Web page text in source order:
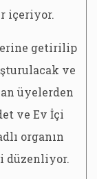
içeriyor.
getirilip
ve
üyelerden
ve Ev İçi
organın
düzenliyor.